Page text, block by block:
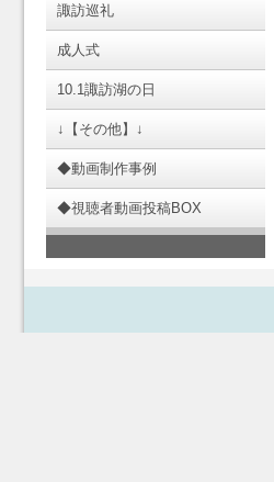
諏訪巡礼
成人式
10.1諏訪湖の日
↓【その他】↓
◆動画制作事例
◆視聴者動画投稿BOX